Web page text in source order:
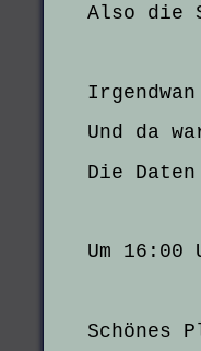
Also die
Und da
Die
Um
Schönes